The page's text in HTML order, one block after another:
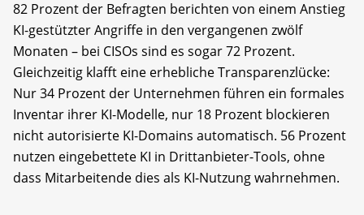
82 Prozent der Befragten berichten von einem Anstieg
KI-gestützter Angriffe in den vergangenen zwölf
Monaten – bei CISOs sind es sogar 72 Prozent.
Gleichzeitig klafft eine erhebliche Transparenzlücke:
Nur 34 Prozent der Unternehmen führen ein formales
Inventar ihrer KI-Modelle, nur 18 Prozent blockieren
nicht autorisierte KI-Domains automatisch. 56 Prozent
nutzen eingebettete KI in Drittanbieter-Tools, ohne
dass Mitarbeitende dies als KI-Nutzung wahrnehmen.